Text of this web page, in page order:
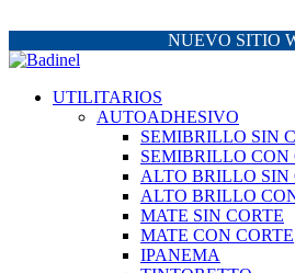
NUEVO SITIO
UTILITARIOS
AUTOADHESIVO
SEMIBRILLO SIN
SEMIBRILLO CON
ALTO BRILLO SIN
ALTO BRILLO
MATE SIN CORTE
MATE CON CORTE
IPANEMA